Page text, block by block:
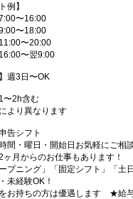
例】
〜16:00
〜18:00
〜20:00
〜翌9:00
】週3日〜OK
2h含む
より異なります
告シフト
間・曜日・開始日お気軽にご相
月からのお仕事もあります！
プニング」「固定シフト」「土
未経験OK！
お持ちの方は優遇します ★給